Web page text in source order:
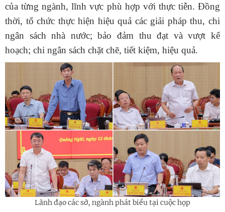
của từng ngành, lĩnh vực phù hợp với thực tiễn. Đồng
thời, tổ chức thực hiện hiệu quả các giải pháp thu, chi
ngân sách nhà nước; bảo đảm thu đạt và vượt kế
hoạch; chi ngân sách chặt chẽ, tiết kiệm, hiệu quả.
Lãnh đạo các sở, ngành phát biểu tại cuộc họp